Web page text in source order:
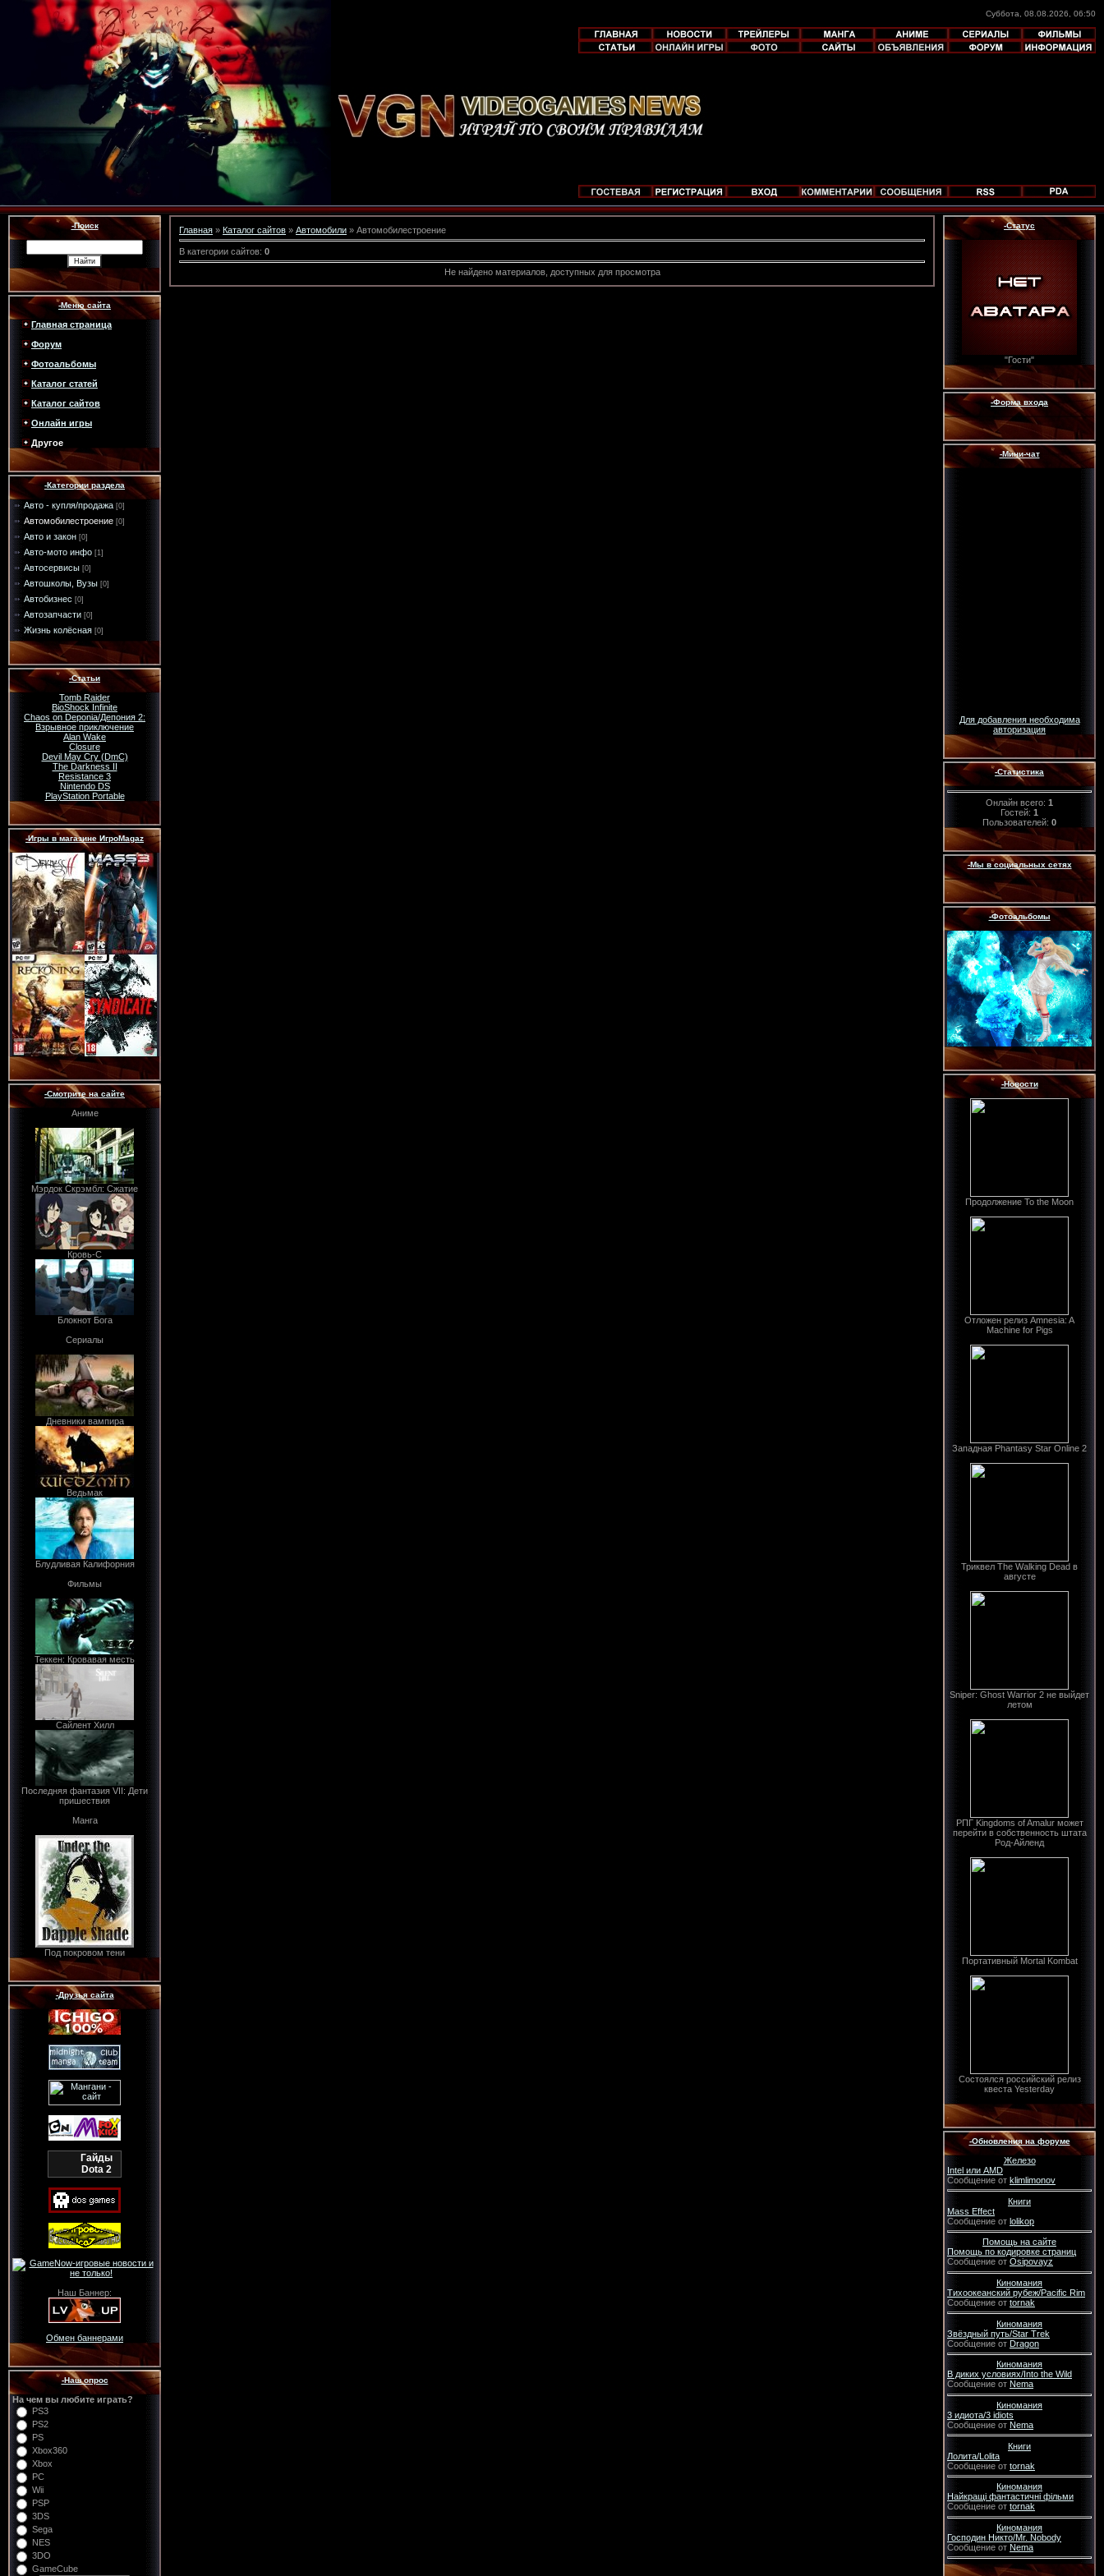
Суббота, 08.08.2026, 06:50
-Поиск
-Меню сайта
Главная страница
Форум
Фотоальбомы
Каталог статей
Каталог сайтов
Онлайн игры
Другое
-Категории раздела
Авто - купля/продажа [0]
Автомобилестроение [0]
Авто и закон [0]
Авто-мото инфо [1]
Автосервисы [0]
Автошколы, Вузы [0]
Автобизнес [0]
Автозапчасти [0]
Жизнь колёсная [0]
-Статьи
Tomb Raider
BioShock Infinite
Chaos on Deponia/Депония 2:
Взрывное приключение
Alan Wake
Closure
Devil May Cry (DmC)
The Darkness II
Resistance 3
Nintendo DS
PlayStation Portable
-Игры в магазине ИгроMagaz
-Смотрите на сайте
Аниме
Мэрдок Скрэмбл: Сжатие
Кровь-С
Блокнот Бога
Сериалы
Дневники вампира
Ведьмак
Блудливая Калифорния
Фильмы
Теккен: Кровавая месть
Сайлент Хилл
Последняя фантазия VII: Дети
пришествия
Манга
Под покровом тени
-Друзья сайта
Гайды
Dota 2
Наш Баннер:
Обмен баннерами
-Наш опрос
На чем вы любите играть?
PS3
PS2
PS
Xbox360
Xbox
PC
Wii
PSP
3DS
Sega
NES
3DO
GameCube
Главная » Каталог сайтов » Автомобили » Автомобилестроение
В категории сайтов: 0
Не найдено материалов, доступных для просмотра
-Статус
"Гости"
-Форма входа
-Мини-чат
Для добавления необходима
авторизация
-Статистика
Онлайн всего: 1
Гостей: 1
Пользователей: 0
-Мы в социальных сетях
-Фотоальбомы
-Новости
Продолжение To the Moon
Отложен релиз Amnesia: A
Machine for Pigs
Западная Phantasy Star Online 2
Триквел The Walking Dead в
августе
Sniper: Ghost Warrior 2 не выйдет
летом
РПГ Kingdoms of Amalur может
перейти в собственность штата
Род-Айленд
Портативный Mortal Kombat
Состоялся российский релиз
квеста Yesterday
-Обновления на форуме
Железо
Intel или AMD
Сообщение от klimlimonov
Книги
Mass Effect
Сообщение от lolikop
Помощь на сайте
Помощь по кодировке страниц
Сообщение от Osipovayz
Киномания
Тихоокеанский рубеж/Pacific Rim
Сообщение от tornak
Киномания
Звёздный путь/Star Trek
Сообщение от Dragon
Киномания
В диких условиях/Into the Wild
Сообщение от Nema
Киномания
3 идиота/3 idiots
Сообщение от Nema
Книги
Лолита/Lolita
Сообщение от tornak
Киномания
Найкращі фантастичні фільми
Сообщение от tornak
Киномания
Господин Никто/Mr. Nobody
Сообщение от Nema